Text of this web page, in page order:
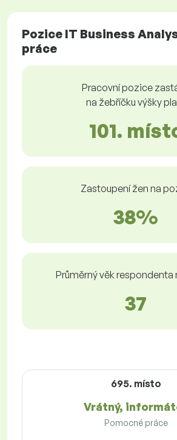
Pozice IT Business
práce
Pracovní pozice
na žebříčku výšky
101.
Zastoupení žen na
38%
Průměrný věk respondenta
37
695. místo
Vrátný,
Pomocné práce